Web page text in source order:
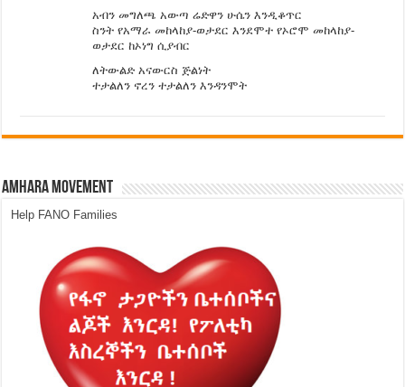
አብን መግለጫ አውጣ ሬድዋን ሁሴን እንዲቆጥር
ስንት የአማራ መከላከያ-ወታደር እንደሞተ የኦሮሞ መከላከያ-
ወታደር ከኦነግ ሲያብር
ለትውልድ አናውርስ ጅልነት
ተታልለን ኖረን ተታልለን እንዳንሞት
Amhara Movement
Help FANO Families